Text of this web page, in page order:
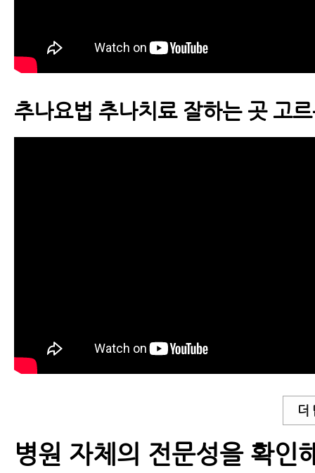
구이기도 하다
추나요법 추나치료 잘하는 곳 고
더
병원 자체의 전문성을 확인